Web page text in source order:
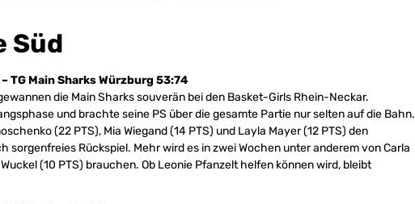
Süd
TG Main Sharks Würzburg 53:74
die Main Sharks souverän bei den Basket-Girls Rhein-Neckar.
und brachte seine PS über die gesamte Partie nur selten auf die Bahn.
(22 PTS), Mia Wiegand (14 PTS) und Layla Mayer (12 PTS) den
sorgenfreies Rückspiel. Mehr wird es in zwei Wochen unter anderem von Carla
(10 PTS) brauchen. Ob Leonie Pfanzelt helfen können wird, bleibt